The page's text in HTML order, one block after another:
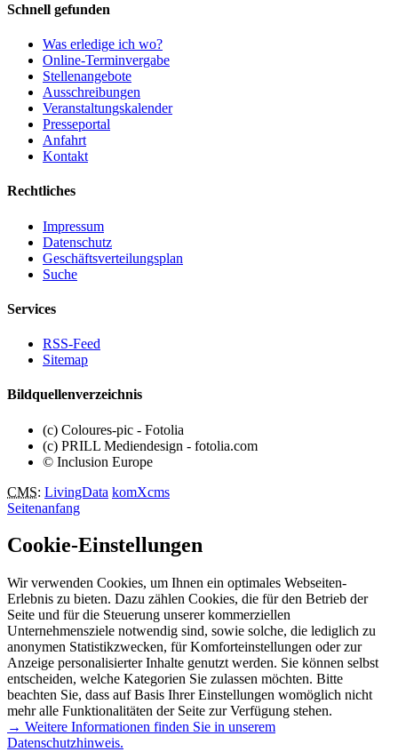
Schnell gefunden
Was erledige ich wo?
Online-Terminvergabe
Stellenangebote
Ausschreibungen
Veranstaltungskalender
Presseportal
Anfahrt
Kontakt
Rechtliches
Impressum
Datenschutz
Geschäftsverteilungsplan
Suche
Services
RSS-Feed
Sitemap
Bildquellenverzeichnis
(c) Coloures-pic - Fotolia
(c) PRILL Mediendesign - fotolia.com
© Inclusion Europe
CMS: LivingData komXcms
Seitenanfang
Cookie-Einstellungen
Wir verwenden Cookies, um Ihnen ein optimales Webseiten-
Erlebnis zu bieten. Dazu zählen Cookies, die für den Betrieb der
Seite und für die Steuerung unserer kommerziellen
Unternehmensziele notwendig sind, sowie solche, die lediglich zu
anonymen Statistikzwecken, für Komforteinstellungen oder zur
Anzeige personalisierter Inhalte genutzt werden. Sie können selbst
entscheiden, welche Kategorien Sie zulassen möchten. Bitte
beachten Sie, dass auf Basis Ihrer Einstellungen womöglich nicht
mehr alle Funktionalitäten der Seite zur Verfügung stehen.
→ Weitere Informationen finden Sie in unserem
Datenschutzhinweis.